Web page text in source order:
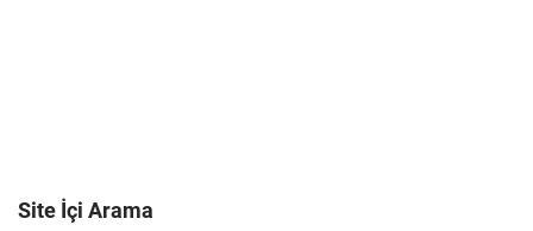
Site İçi Arama